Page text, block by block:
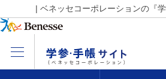
| ベネッセコーポレーションの『学